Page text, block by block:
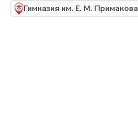
Гимназия им. Е. М. Примакова